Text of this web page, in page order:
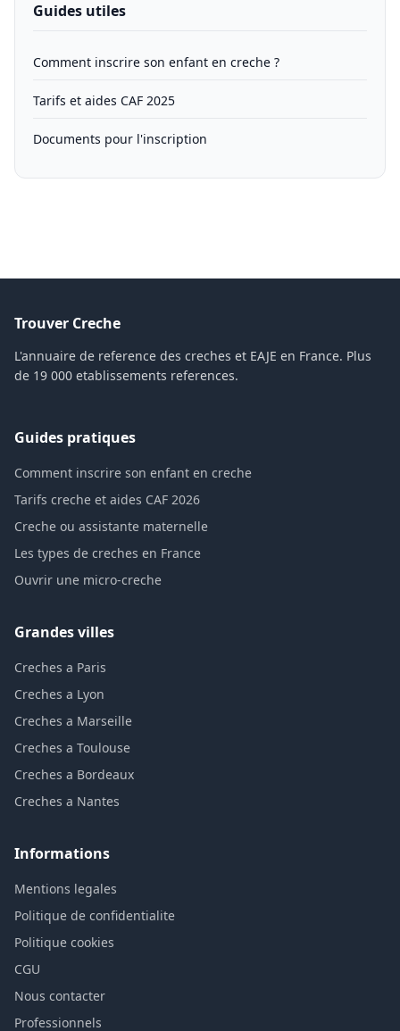
Guides utiles
Comment inscrire son enfant en creche ?
Tarifs et aides CAF 2025
Documents pour l'inscription
Trouver Creche
L'annuaire de reference des creches et EAJE en France. Plus
de 19 000 etablissements references.
Guides pratiques
Comment inscrire son enfant en creche
Tarifs creche et aides CAF 2026
Creche ou assistante maternelle
Les types de creches en France
Ouvrir une micro-creche
Grandes villes
Creches a Paris
Creches a Lyon
Creches a Marseille
Creches a Toulouse
Creches a Bordeaux
Creches a Nantes
Informations
Mentions legales
Politique de confidentialite
Politique cookies
CGU
Nous contacter
Professionnels